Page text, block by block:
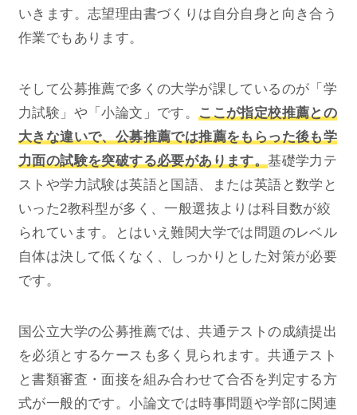
いきます。志望理由書づくりは自分自身と向き合う
作業でもあります。
そして公募推薦で多くの大学が課しているのが「学
力試験」や「小論文」です。ここが指定校推薦との
大きな違いで、公募推薦では推薦をもらった後も学
力面の試験を突破する必要があります。基礎学力テ
ストや学力試験は英語と国語、または英語と数学と
いった2教科型が多く、一般選抜よりは科目数が絞
られています。とはいえ難関大学では問題のレベル
自体は決して低くなく、しっかりとした対策が必要
です。
国公立大学の公募推薦では、共通テストの成績提出
を必須とするケースも多く見られます。共通テスト
と書類審査・面接を組み合わせて合否を判定する方
式が一般的です。小論文では時事問題や学部に関連